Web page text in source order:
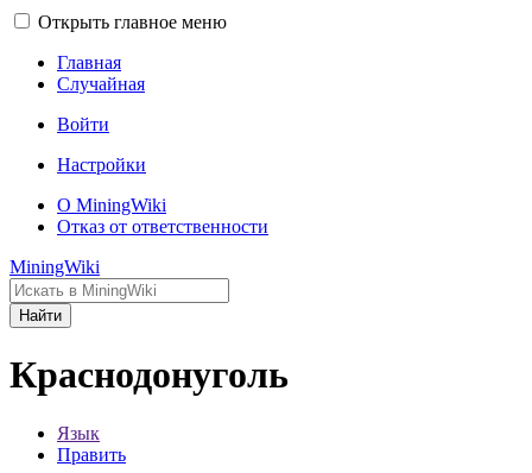
Открыть главное меню
Главная
Случайная
Войти
Настройки
О MiningWiki
Отказ от ответственности
MiningWiki
Найти
Краснодонуголь
Язык
Править